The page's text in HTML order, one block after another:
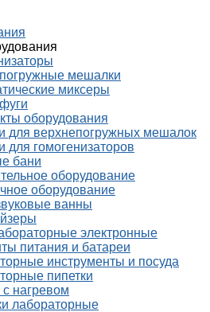
мешалки
миксеры
оборудования
для верхнепогружных мешалок
для гомогенизаторов
бани
оборудование
оборудование
ванны
электронные
питания и батареи
инструменты и посуда
пипетки
нагревом
лабораторные